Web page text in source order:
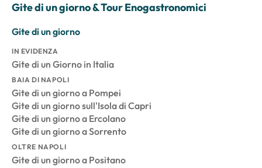
Gite di un giorno & Tour Enogastronomici
Gite di un giorno
IN EVIDENZA
Gite di un Giorno in Italia
BAIA DI NAPOLI
Gite di un giorno a Pompei
Gite di un giorno sull'Isola di Capri
Gite di un giorno a Ercolano
Gite di un giorno a Sorrento
OLTRE NAPOLI
Gite di un giorno a Positano